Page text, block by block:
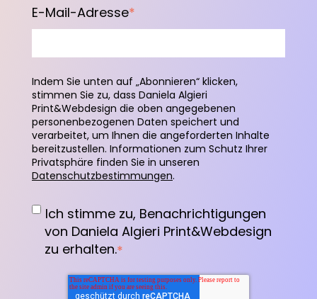
E-Mail-Adresse*
Indem Sie unten auf „Abonnieren“ klicken,
stimmen Sie zu, dass Daniela Algieri
Print&Webdesign die oben angegebenen
personenbezogenen Daten speichert und
verarbeitet, um Ihnen die angeforderten Inhalte
bereitzustellen. Informationen zum Schutz Ihrer
Privatsphäre finden Sie in unseren
Datenschutzbestimmungen.
Ich stimme zu, Benachrichtigungen
von Daniela Algieri Print&Webdesign
zu erhalten.*